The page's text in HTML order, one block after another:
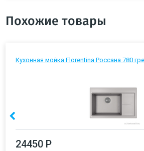
Похожие товары
Кухонная мойка Florentina Россана 780
24450 Р